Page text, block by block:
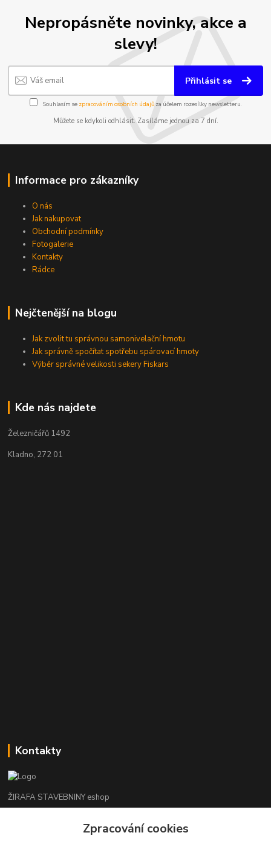
Nepropásněte novinky, akce a
slevy!
Přihlásit se
Souhlasím se zpracováním osobních údajůza účelem rozesílky newsletteru.
Můžete se kdykoli odhlásit. Zasíláme jednou za 7 dní.
Informace pro zákazníky
O nás
Jak nakupovat
Obchodní podmínky
Fotogalerie
Kontakty
Rádce
Nejčtenější na blogu
Jak zvolit tu správnou samonivelační hmotu
Jak správně spočítat spotřebu spárovací hmoty
Výběr správné velikosti sekery Fiskars
Kde nás najdete
Železničářů 1492
Kladno, 272 01
Kontakty
ŽIRAFA STAVEBNINY eshop
+420 312 685 342Zpracování cookies